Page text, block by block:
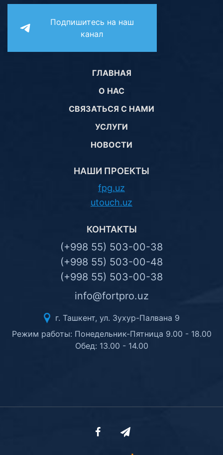
Подпишитесь на наш
канал
ГЛАВНАЯ
О НАС
СВЯЗАТЬСЯ С НАМИ
УСЛУГИ
НОВОСТИ
НАШИ ПРОЕКТЫ
fpg.uz
utouch.uz
КОНТАКТЫ
(+998 55) 503-00-38
(+998 55) 503-00-48
(+998 55) 503-00-38
info@fortpro.uz
г. Ташкент, ул. Зухур-Палвана 9
Режим работы: Понедельник-Пятница 9.00 - 18.00
Обед: 13.00 - 14.00